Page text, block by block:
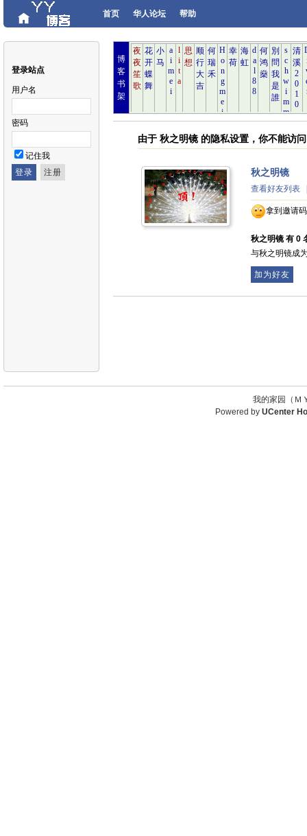
首页 华人论坛 帮助
登录站点
用户名
密码
记住我
博
客
书
架
由于 秋之明镜 的隐私设置，你不能访
秋之明镜
查看好友列表
拿到邀请
秋之明镜 有 0
与秋之明镜成
加为好友
我的家园（
Powered by UCenter